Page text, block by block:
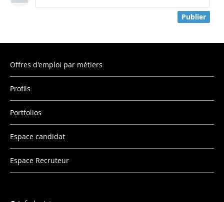
Publier
Offres d'emploi par métiers
Profils
Portfolios
Espace candidat
Espace Recruteur